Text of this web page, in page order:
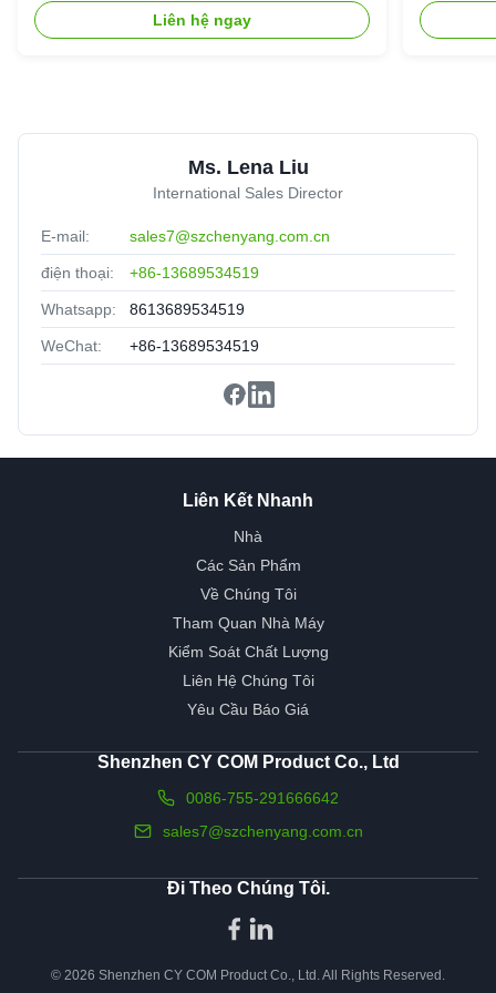
Reliable manufacturer,reassuring,experienced!
Meet the standard of Telcordia GR-1435-CORE compliant.
Liên hệ ngay
Ms. Lena Liu
International Sales Director
E-mail: sales7@szchenyang.com.cn
điện thoại: +86-13689534519
Whatsapp: 8613689534519
WeChat: +86-13689534519
Liên Kết Nhanh
Nhà
Các Sản Phẩm
Về Chúng Tôi
Tham Quan Nhà Máy
Kiểm Soát Chất Lượng
Liên Hệ Chúng Tôi
Yêu Cầu Báo Giá
Shenzhen CY COM Product Co., Ltd
0086-755-291666642
sales7@szchenyang.com.cn
Đi Theo Chúng Tôi.
© 2026 Shenzhen CY COM Product Co., Ltd. All Rights Reserved.